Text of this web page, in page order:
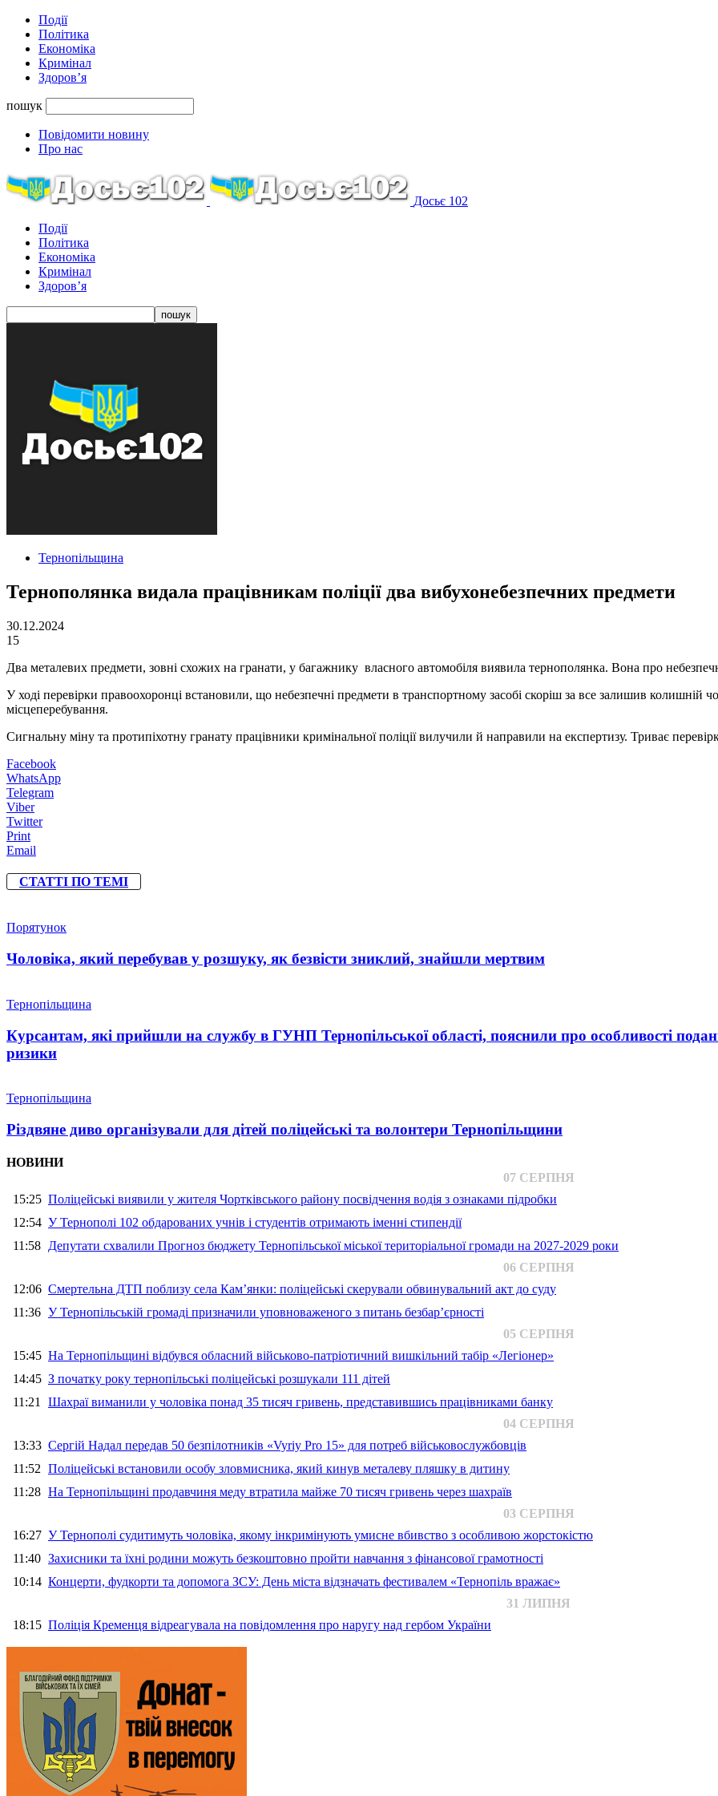
Події
Політика
Економіка
Кримінал
Здоров’я
пошук
Повідомити новину
Про нас
Досьє 102
Події
Політика
Економіка
Кримінал
Здоров’я
Тернопільщина
Тернополянка видала працівникам поліції два вибухонебезпечних предмети
30.12.2024
15
Два металевих предмети, зовні схожих на гранати, у багажнику власного автомобіля виявила тернополянка. Вона про
У ході перевірки правоохоронці встановили, що небезпечні предмети в транспортному засобі скоріш за все залишив колишній
місцеперебування.
Сигнальну міну та протипіхотну гранату працівники кримінальної поліції вилучили й направили на експертизу. Триває
Facebook
WhatsApp
Telegram
Viber
Twitter
Print
Email
СТАТТІ ПО ТЕМІ
Порятунок
Чоловіка, який перебував у розшуку, як безвісти зниклий, знайшли мертвим
Тернопільщина
Курсантам, які прийшли на службу в ГУНП Тернопільської області, пояснили про особливості
ризики
Тернопільщина
Різдвяне диво організували для дітей поліцейські та волонтери Тернопільщини
НОВИНИ
07 СЕРПНЯ
15:25 Поліцейські виявили у жителя Чортківського району посвідчення водія з ознаками підробки
12:54 У Тернополі 102 обдарованих учнів і студентів отримають іменні стипендії
11:58 Депутати схвалили Прогноз бюджету Тернопільської міської територіальної громади на 2027-2029 роки
06 СЕРПНЯ
12:06 Смертельна ДТП поблизу села Кам’янки: поліцейські скерували обвинувальний акт до суду
11:36 У Тернопільській громаді призначили уповноваженого з питань безбар’єрності
05 СЕРПНЯ
15:45 На Тернопільщині відбувся обласний військово-патріотичний вишкільний табір «Легіонер»
14:45 З початку року тернопільські поліцейські розшукали 111 дітей
11:21 Шахраї виманили у чоловіка понад 35 тисяч гривень, представившись працівниками банку
04 СЕРПНЯ
13:33 Сергій Надал передав 50 безпілотників «Vyriy Pro 15» для потреб військовослужбовців
11:52 Поліцейські встановили особу зловмисника, який кинув металеву пляшку в дитину
11:28 На Тернопільщині продавчиня меду втратила майже 70 тисяч гривень через шахраїв
03 СЕРПНЯ
16:27 У Тернополі судитимуть чоловіка, якому інкримінують умисне вбивство з особливою жорстокістю
11:40 Захисники та їхні родини можуть безкоштовно пройти навчання з фінансової грамотності
10:14 Концерти, фудкорти та допомога ЗСУ: День міста відзначать фестивалем «Тернопіль вражає»
31 ЛИПНЯ
18:15 Поліція Кременця відреагувала на повідомлення про наругу над гербом України